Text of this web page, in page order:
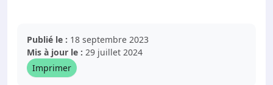
Publié le : 18 septembre 2023
Mis à jour le : 29 juillet 2024
Imprimer